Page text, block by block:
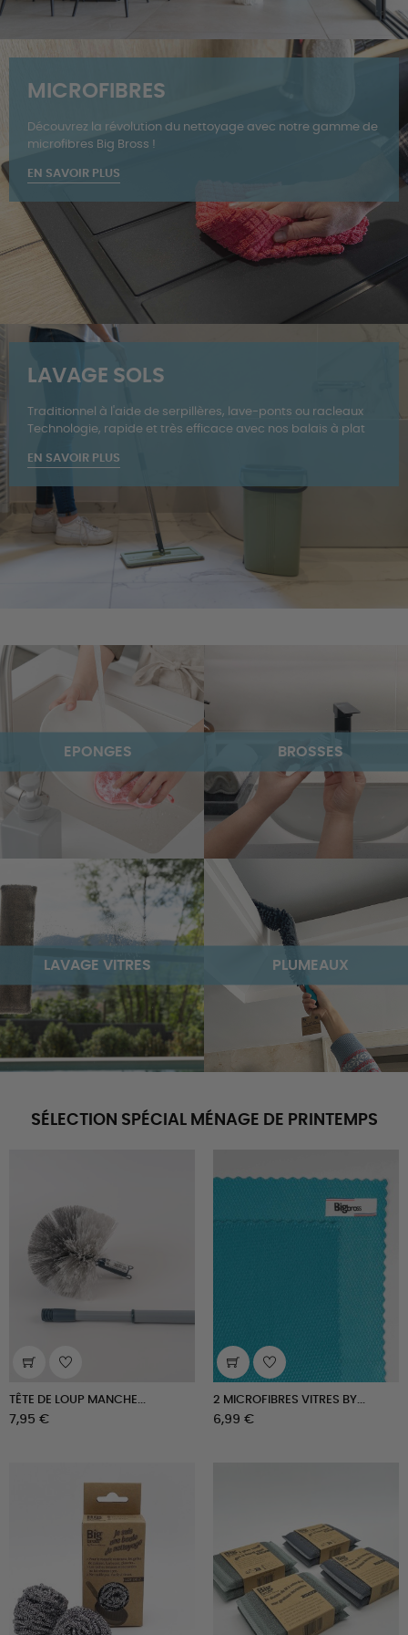
MICROFIBRES
Découvrez la révolution du nettoyage avec notre gamme de
microfibres Big Bross !
EN SAVOIR PLUS
LAVAGE SOLS
Traditionnel à l'aide de serpillères, lave-ponts ou racleaux
Technologie, rapide et très efficace avec nos balais à plat
EN SAVOIR PLUS
EPONGES BROSSES
LAVAGE VITRES PLUMEAUX
SÉLECTION SPÉCIAL MÉNAGE DE PRINTEMPS
TÊTE DE LOUP MANCHE...
Prix
7,95 €
2 MICROFIBRES VITRES BY...
Prix
6,99 €